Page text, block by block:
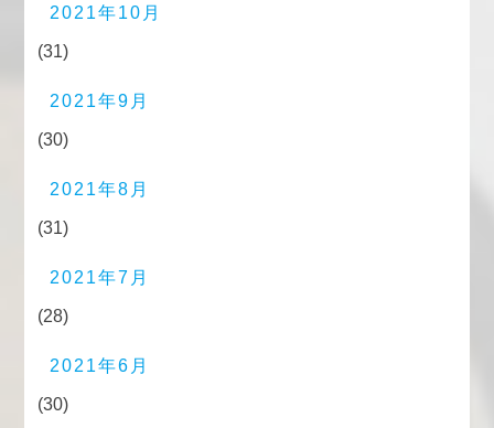
2021年10月
(31)
2021年9月
(30)
2021年8月
(31)
2021年7月
(28)
2021年6月
(30)